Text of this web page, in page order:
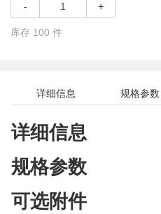
-
+
库存 100 件
详细信息 规格参数
详细信息
规格参数
可选附件